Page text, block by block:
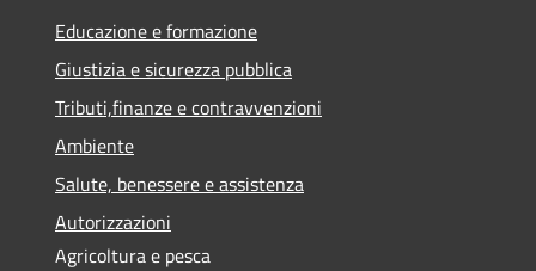
Educazione e formazione
Giustizia e sicurezza pubblica
Tributi,finanze e contravvenzioni
Ambiente
Salute, benessere e assistenza
Autorizzazioni
Agricoltura e pesca